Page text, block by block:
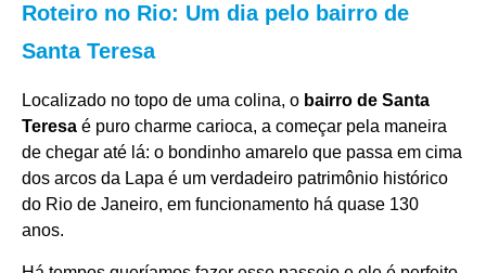
Roteiro no Rio: Um dia pelo bairro de
Santa Teresa
Localizado no topo de uma colina, o bairro de Santa
Teresa é puro charme carioca, a começar pela maneira
de chegar até lá: o bondinho amarelo que passa em cima
dos arcos da Lapa é um verdadeiro patrimônio histórico
do Rio de Janeiro, em funcionamento há quase 130
anos.